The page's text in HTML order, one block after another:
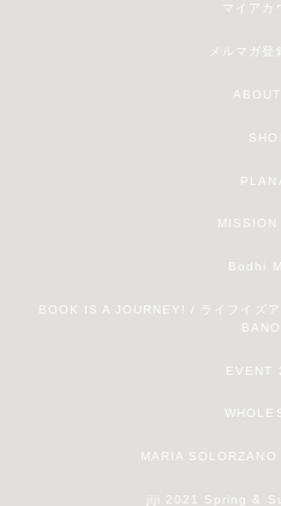
マイアカ
メルマガ登
MISSION
Bodhi
BOOK IS A JOURNEY! / ライフイズ
EVENT
MARIA SOLORZANO
jiji 2021 Spring &